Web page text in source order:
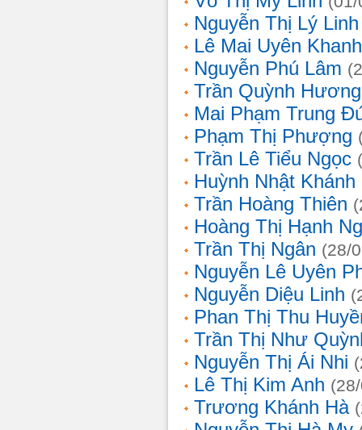
Nguyễn Thị Lý Linh
Lê Mai Uyên Khanh
Nguyễn Phú Lâm
Trần Quỳnh Hương
Mai Phạm Trung
Phạm Thị Phượng
Trần Lê Tiểu Ngọc
Huỳnh Nhật Khánh
Trần Hoàng Thiên
Hoàng Thị Hạnh
Trần Thị Ngân (28/
Nguyễn Lê Uyên
Nguyễn Diệu Linh
Phan Thị Thu
Trần Thị Như
Nguyễn Thị Ái Nhi
Lê Thị Kim Anh
Trương Khánh Hà